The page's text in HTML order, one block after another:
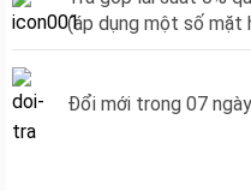
(áp dụng một số mặt
Đổi mới trong 07